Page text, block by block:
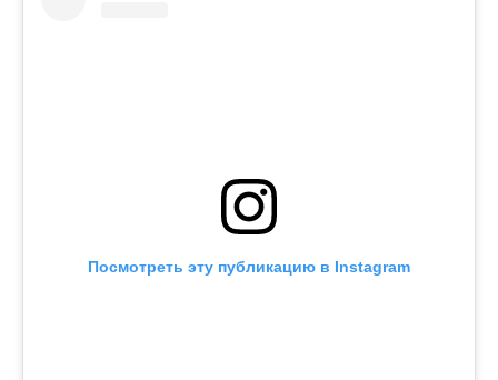
Посмотреть эту публикацию в Instagram